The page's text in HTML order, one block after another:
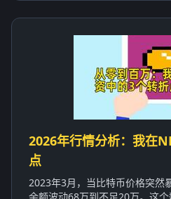
2026年行情分析：我在
点
2023年3月，当比特币价格突然